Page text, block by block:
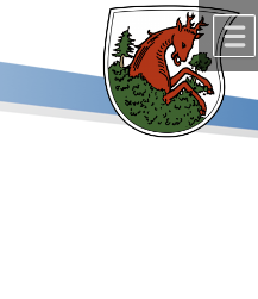
springen.